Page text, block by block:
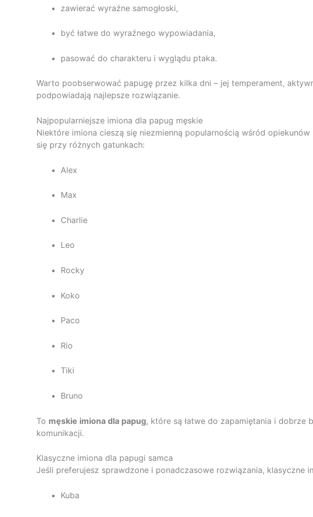
zawierać wyraźne samogłoski,
być łatwe do wyraźnego wypowiadania,
pasować do charakteru i wyglądu ptaka.
Warto poobserwować papugę przez kilka dni – jej temperament,
podpowiadają najlepsze rozwiązanie.
Najpopularniejsze imiona dla papug męskie
Niektóre imiona cieszą się niezmienną popularnością wśród
się przy różnych gatunkach:
Alex
Max
Charlie
Leo
Rocky
Koko
Paco
Rio
Tiki
Bruno
To męskie imiona dla papug, które są łatwe do zapamiętania i dobrze
komunikacji.
Klasyczne imiona dla papugi samca
Jeśli preferujesz sprawdzone i ponadczasowe rozwiązania, klasyczne
Kuba